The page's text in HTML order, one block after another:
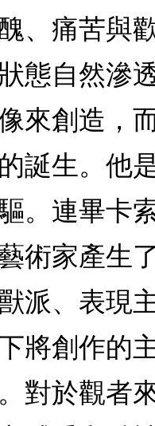
、痛苦與
態自然滲
來創造，
生。他是
。連畢卡
術家產生
派、表現
將創作的
對於觀者